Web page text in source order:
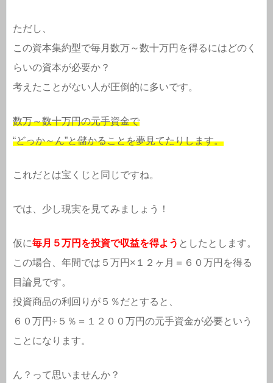
ただし、
この資本集約型で毎月数万～数十万円を得るにはどのく
らいの資本が必要か？
考えたことがない人が圧倒的に多いです。
数万～数十万円の元手資金で
“どっか～ん”と儲かることを夢見てたりします。
これだとは宝くじと同じですね。
では、少し現実を見てみましょう！
仮に毎月５万円を投資で収益を得よう としたとします。
この場合、年間では５万円×１２ヶ月＝６０万円を得る
目論見です。
投資商品の利回りが５％だとすると、
６０万円÷５％＝１２００万円の元手資金が必要という
ことになります。
ん？って思いませんか？